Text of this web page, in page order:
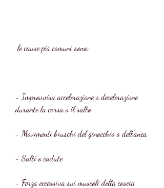
le cause più comuni sono:
- Improvvisa accelerazione o decelerazione
durante la corsa o il salto
- Movimenti bruschi del ginocchio o dell'anca
- Salti o cadute
- Forza eccessiva sui muscoli della coscia